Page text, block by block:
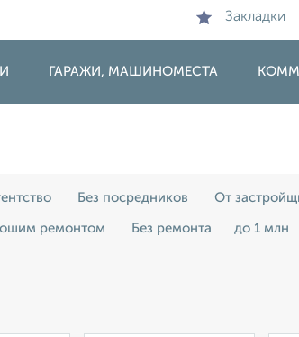
Закладки
ГАРАЖИ, МАШИНОМЕСТА
Без посредников От
ремонтом Без ремонта до 1 млн